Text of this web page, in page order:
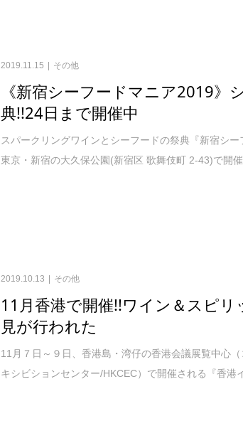
2019.11.15 その他
《新宿シーフードマニア2019》
典!!24日まで開催中
スパークリングワインとシーフードの祭典『新宿シー
東京・新宿の大久保公園(新宿区 歌舞伎町 2-43)で開催
2019.10.13 その他
11月香港で開催!!ワイン＆スピ
見が行われた
11月７日～９日、香港島・湾仔の香港会議展覧中心
キシビションセンター/HKCEC）で開催される『香港